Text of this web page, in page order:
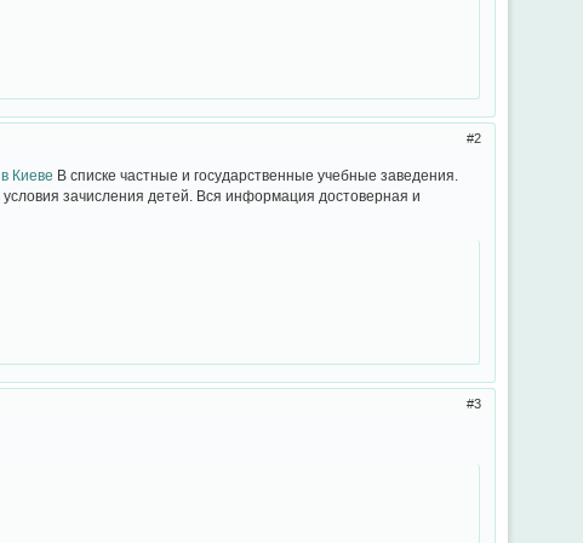
2
Киеве В списке частные и государственные учебные заведения.
зачисления детей. Вся информация достоверная и
3